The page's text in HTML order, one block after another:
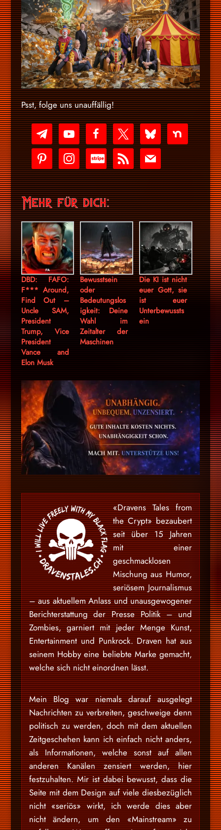
Psst, folge uns unauffällig!
telegramyoutube-
play
facebookx blueskynextdoor
pinterestinstagram
cc-
stripe
rss mail
Mehr für dich:
DBD: FAFO:
F*** Around,
Find Out –
Uncle SAM,
President
Trump, Vice
President
Vance and
Elon Musk
Bewusstsein
oder
Bedeutungslos
igkeit: Deine
Wahl im
Zeitalter der
Maschinen
Die KI ist nicht
euer Gott, sie
ist euer
Unterbewussts
ein
«Dravens Tales from
the Crypt» bezaubert
seit über 15 Jahren
mit einer
geschmacklosen
Mischung aus Humor,
seriösem Journalismus
– aus aktuellem Anlass und unausgewogener
Berichterstattung der Presse Politik – und
Zombies, garniert mit jeder Menge Kunst,
Entertainment und Punkrock. Draven hat aus
seinem Hobby eine beliebte Marke gemacht,
welche sich nicht einordnen lässt.
Mein Blog war niemals darauf ausgelegt
Nachrichten zu verbreiten, geschweige denn
politisch zu werden, doch mit dem aktuellen
Zeitgeschehen kann ich einfach nicht anders,
als Informationen, welche sonst auf allen
anderen Kanälen zensiert werden, hier
festzuhalten. Mir ist dabei bewusst, dass die
Seite mit dem Design auf viele diesbezüglich
nicht «seriös» wirkt, ich werde dies aber
nicht ändern, um den «Mainstream» zu